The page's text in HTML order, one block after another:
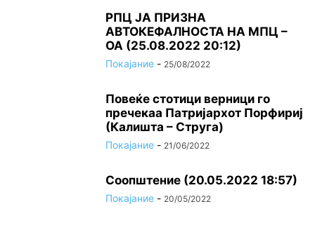
РПЦ ЈА ПРИЗНА
АВТОКЕФАЛНОСТА НА МПЦ –
ОА (25.08.2022 20:12)
Покајание - 25/08/2022
Повеќе стотици верници го
пречекаа Патријархот Порфириј
(Калишта – Струга)
Покајание - 21/06/2022
Соопштение (20.05.2022 18:57)
Покајание - 20/05/2022